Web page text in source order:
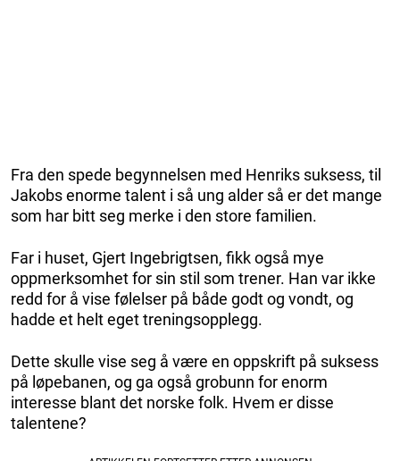
Fra den spede begynnelsen med Henriks suksess, til
Jakobs enorme talent i så ung alder så er det mange
som har bitt seg merke i den store familien.
Far i huset, Gjert Ingebrigtsen, fikk også mye
oppmerksomhet for sin stil som trener. Han var ikke
redd for å vise følelser på både godt og vondt, og
hadde et helt eget treningsopplegg.
Dette skulle vise seg å være en oppskrift på suksess
på løpebanen, og ga også grobunn for enorm
interesse blant det norske folk. Hvem er disse
talentene?